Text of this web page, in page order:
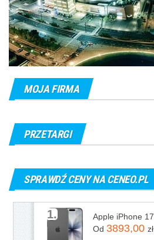
MOJA FIRMA
PRZETARGI
SPRAWDŹ CENY NA CENEO.PL
1.
Od 3893,00 zł